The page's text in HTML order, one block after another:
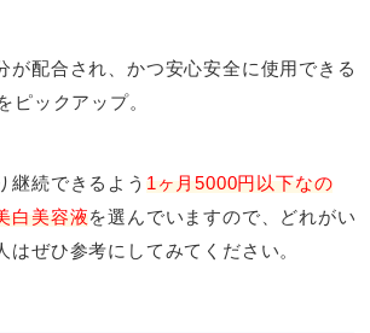
が配合され、かつ安心安全に使用できる
ピックアップ。
継続できるよう 1ヶ月5000円以下なの
白美容液を選んでいますので、どれがい
はぜひ参考にしてみてください。